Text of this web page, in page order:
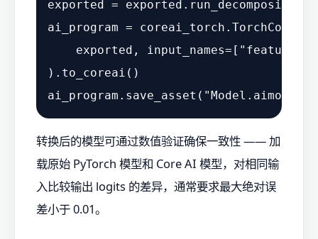
exported =
ai_program =
    exported, input_names=[
"features"
).to_coreai()
ai_program.save_asset( "Model.aimodel"
转换后的模型可通过数值验证确保一致性 —— 加
载原始 PyTorch 模型和 Core AI 模型，对相同输
入比较输出 logits 的差异，通常要求最大绝对误
差小于 0.01。